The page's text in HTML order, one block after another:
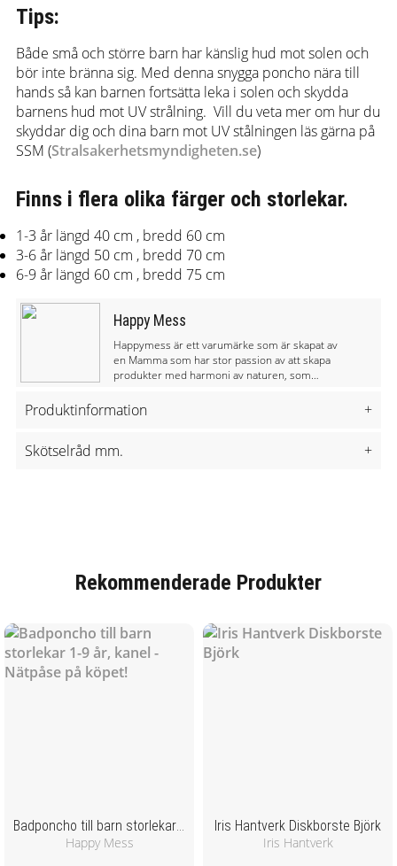
Tips:
Både små och större barn har känslig hud mot solen och
bör inte bränna sig. Med denna snygga poncho nära till
hands så kan barnen fortsätta leka i solen och skydda
barnens hud mot UV strålning. Vill du veta mer om hur du
skyddar dig och dina barn mot UV stålningen läs gärna på
SSM (Stralsakerhetsmyndigheten.se)
Finns i flera olika färger och storlekar.
1-3 år längd 40 cm , bredd 60 cm
3-6 år längd 50 cm , bredd 70 cm
6-9 år längd 60 cm , bredd 75 cm
Happy Mess
Happymess är ett varumärke som är skapat av
en Mamma som har stor passion av att skapa
produkter med harmoni av naturen, som
tror på en riktig barndom där man leker nära
naturen och låter barn vara kreativa. För
barnvänliga och miljövänliga. Därför jobbar
Produktinformation +
48% linne, 52% bomull certifierad av OEKO-TEX 100
Skötselråd mm. +
Rekommenderade Produkter
Badponcho till barn storlekar 1-9 år, kanel - Nätpåse på köpet!
Happy Mess
Iris Hantverk Diskborste Björk
Iris Hantverk